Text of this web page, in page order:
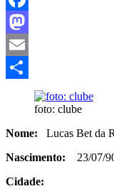
Facebook
Mastodon
Email
foto: clube
Nome: Lucas Bet da
Nascimento: 23/07/
Cidade: